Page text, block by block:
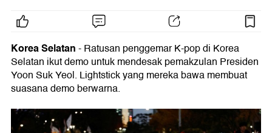
Korea Selatan- Ratusan penggemar K-pop di Korea
Selatan ikut demo untuk mendesak pemakzulan Presiden
Yoon Suk Yeol. Lightstick yang mereka bawa membuat
suasana demo berwarna.